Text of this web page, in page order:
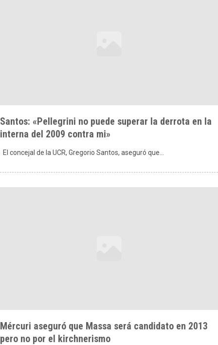
Santos: «Pellegrini no puede superar la derrota en la
interna del 2009 contra mi»
El concejal de la UCR, Gregorio Santos, aseguró que…
Mércuri aseguró que Massa será candidato en 2013
pero no por el kirchnerismo